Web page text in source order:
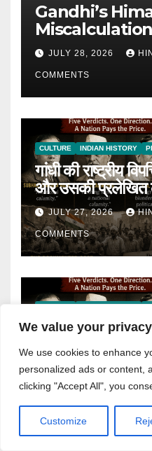
We value your privacy
We use cookies to enhance
personalized ads or content,
clicking "Accept All", you
Customize
Gandhi’s
Admission of
— Continued
(134)
JULY 28, 2026
COMMENTS
CULTURE INDIAN HISTORY
गांधी की राष्ट्रीय
और उसकी प्रलेखित
JULY 27, 2026
COMMENTS
Gandhi’s
The
and Its
(133)
JULY 27, 2026
COMMENTS